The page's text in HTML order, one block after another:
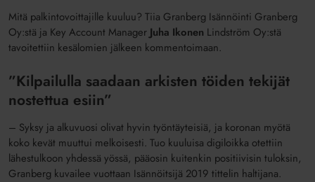
Mitä palkintovoittajille kuuluu? Tiia Granberg Isännöinti Granberg
Oy:stä ja Key Account Manager Juha Ikonen Lindström Oy:stä
tavoitettiin kesälomien jälkeen kommentoimaan.
”Kilpailulla saadaan arkisten töiden tekijät
nostettua esiin”
– Syksy ja alkuvuosi olivat hyvin työntäyteisiä, ja koronan myötä
koko kevät muuttui melkoisesti. Tuo kuuluisa digiloikka otettiin
lähestulkoon yhdessä yössä, pääosin kuitenkin positiivisin tuloksin,
Granberg kuvailee vuottaan Isännöitsijä 2019 tittelin haltijana.